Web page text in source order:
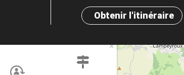
Obtenir l'itinéraire
×